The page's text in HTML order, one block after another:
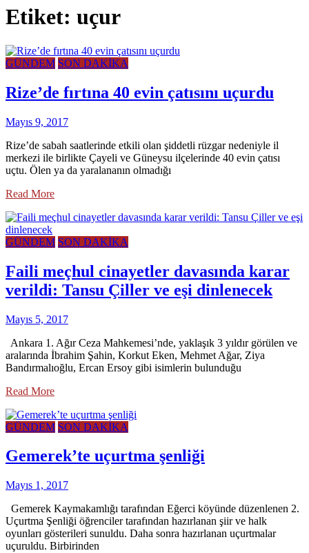
Etiket: uçur
GÜNDEM SON DAKİKA
Rize’de fırtına 40 evin çatısını uçurdu
Mayıs 9, 2017
Rize’de sabah saatlerinde etkili olan şiddetli rüzgar nedeniyle il
merkezi ile birlikte Çayeli ve Güneysu ilçelerinde 40 evin çatısı
uçtu. Ölen ya da yaralananın olmadığı
Read More
GÜNDEM SON DAKİKA
Faili meçhul cinayetler davasında karar
verildi: Tansu Çiller ve eşi dinlenecek
Mayıs 5, 2017
Ankara 1. Ağır Ceza Mahkemesi’nde, yaklaşık 3 yıldır görülen ve
aralarında İbrahim Şahin, Korkut Eken, Mehmet Ağar, Ziya
Bandırmalıoğlu, Ercan Ersoy gibi isimlerin bulunduğu
Read More
GÜNDEM SON DAKİKA
Gemerek’te uçurtma şenliği
Mayıs 1, 2017
Gemerek Kaymakamlığı tarafından Eğerci köyünde düzenlenen 2.
Uçurtma Şenliği öğrenciler tarafından hazırlanan şiir ve halk
oyunları gösterileri sunuldu. Daha sonra hazırlanan uçurtmalar
uçuruldu. Birbirinden